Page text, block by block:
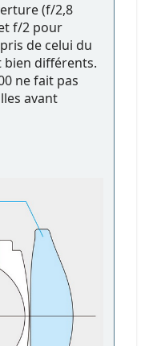
(f/2,8
f/2 pour
de celui du
bien différents.
ne fait pas
avant